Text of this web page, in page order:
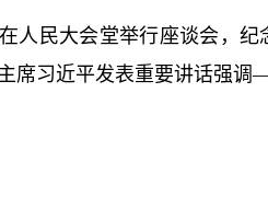
人民大会堂举行座谈会，
席习近平发表重要讲话强